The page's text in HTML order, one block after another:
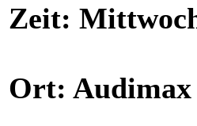
Zeit:
Ort: Audimax